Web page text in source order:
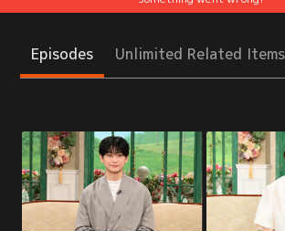
Episodes Unlimited Related Items